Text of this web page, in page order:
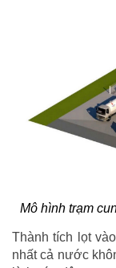
Mô hình trạm
Thành tích lọt
nhất cả nước